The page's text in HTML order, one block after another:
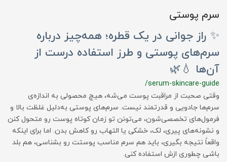
سرم پوستی
✨ راز جوانی در یک قطره؛ همه‌چیز درباره
سرم‌های پوستی و طرز استفاده درست از
آن‌ها 💧🌿
/serum-skincare-guide
وقتی صحبت از مراقبت پوست می‌شه، هیچ محصولی به اندازه‌ی
سرم‌ها جادویی و قدرتمند نیست. سرم‌های پوستی به‌دلیل غلظت بالا و
فرمول‌های تخصصی‌شون، می‌تونن تو زمان کوتاه پوست رو متحول کنن
و نشونه‌های پیری، لک، خشکی یا التهاب رو کاهش بدن. اما برای اینکه
واقعاً نتیجه بگیری، باید هم سرم مناسب پوستت رو بشناسی، هم بلد
باشی چطوری ازش استفاده کنی.